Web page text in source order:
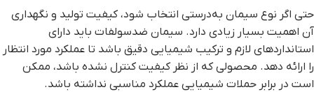
حتی اگر نوع سیمان به‌درستی انتخاب شود، کیفیت تولید و نگهداری
آن اهمیت بسیار زیادی دارد. سیمان ضدسولفات باید دارای
استانداردهای لازم و ترکیب شیمیایی دقیق باشد تا عملکرد مورد انتظار
را ارائه دهد. محصولی که از نظر کیفیت کنترل نشده باشد، ممکن
است در برابر حملات شیمیایی عملکرد مناسبی نداشته باشد.